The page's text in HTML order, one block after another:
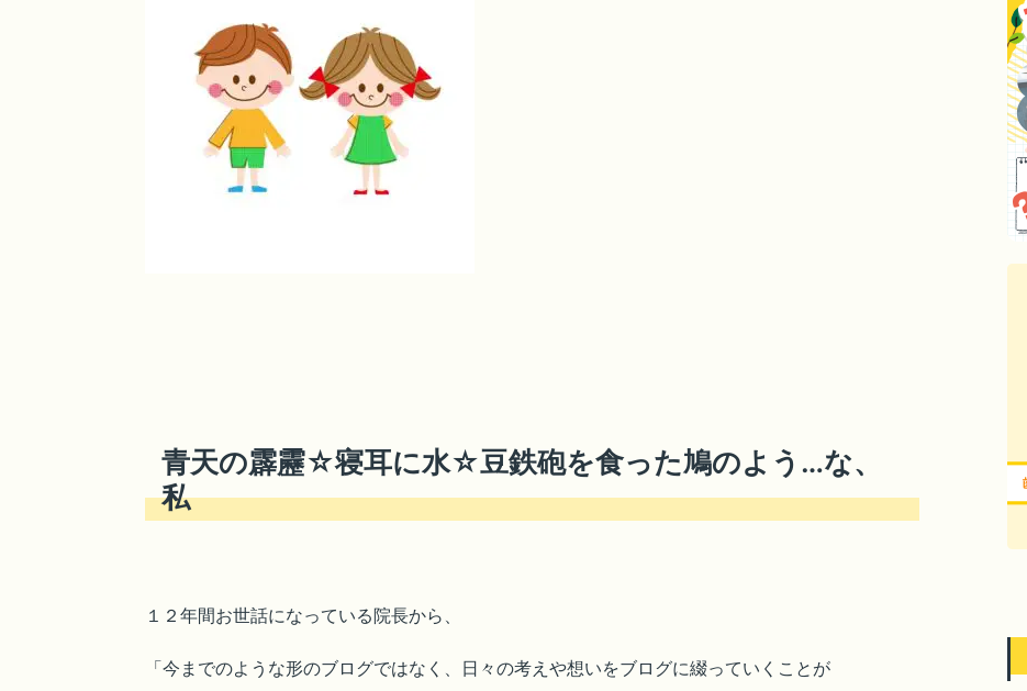
青天の霹靂☆寝耳に水☆豆鉄砲を食った鳩のよう…な、
私
１２年間お世話になっている院長から、
「今までのような形のブログではなく、日々の考えや想いをブログに綴っていくことが